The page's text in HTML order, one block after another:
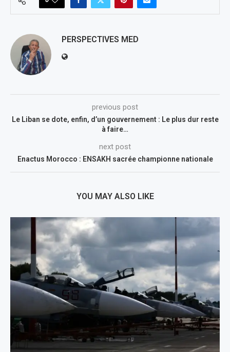
PERSPECTIVES MED
previous post
Le Liban se dote, enfin, d’un gouvernement : Le plus dur reste
à faire…
next post
Enactus Morocco : ENSAKH sacrée championne nationale
YOU MAY ALSO LIKE